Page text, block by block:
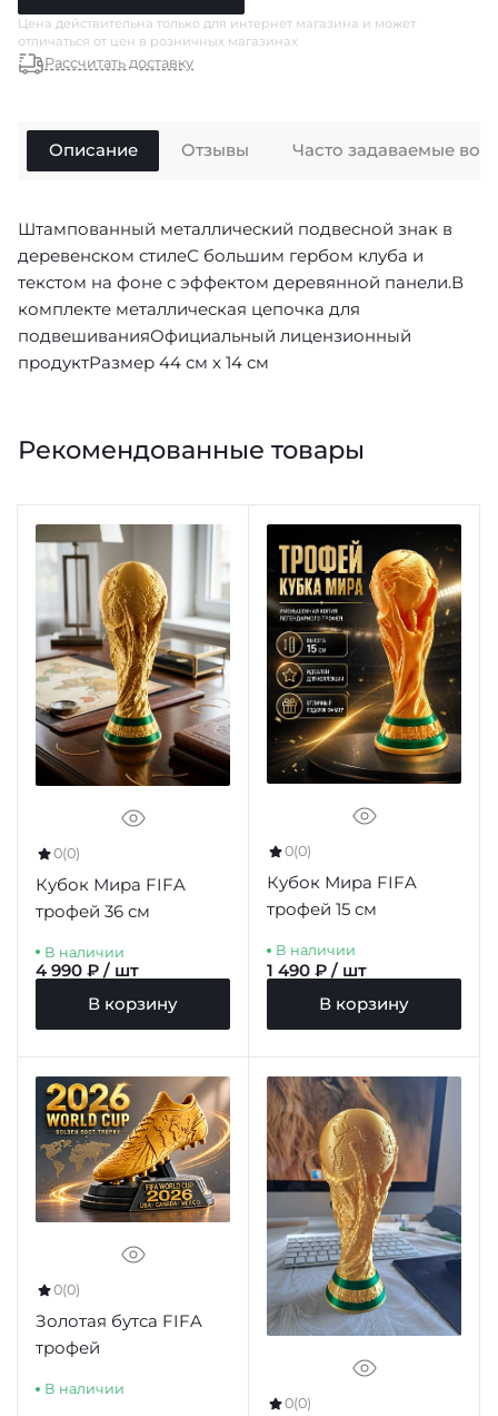
Цена действительна только для интернет магазина и может
отличаться от цен в розничных магазинах
Рассчитать доставку
Описание
Штампованный металлический подвесной знак в
деревенском стилеС большим гербом клуба и
текстом на фоне с эффектом деревянной панели.В
комплекте металлическая цепочка для
подвешиванияОфициальный лицензионный
продуктРазмер 44 см х 14 см
Отзывы Часто задаваемые
Рекомендованные товары
0(0)
Кубок Мира FIFA
трофей 36 см
В наличии
4 990 ₽ / шт
В корзину
0(0)
Кубок Мира FIFA
трофей 15 см
В наличии
1 490 ₽ / шт
В корзину
0(0)
Золотая бутса FIFA
трофей
В наличии
0(0)